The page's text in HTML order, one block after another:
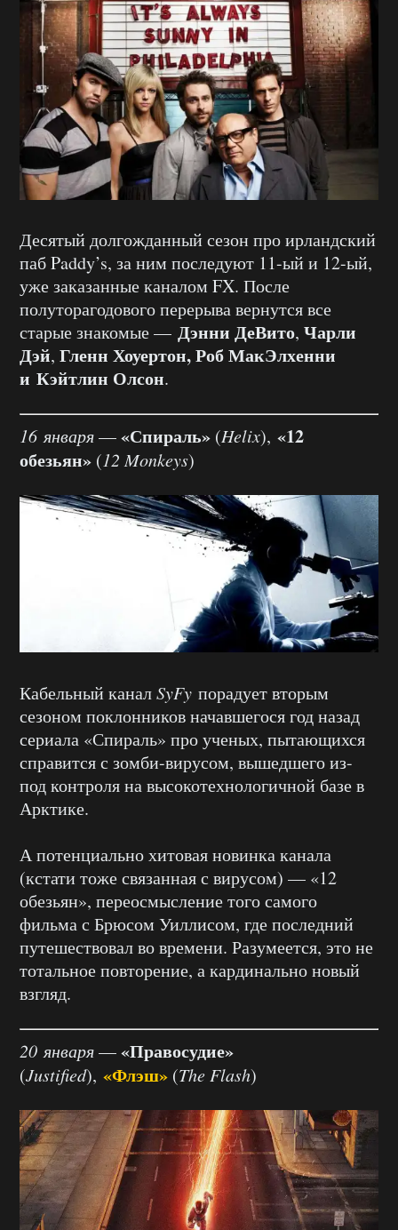
Десятый долгожданный сезон про ирландский
паб Paddy’s, за ним последуют 11-ый и 12-ый,
уже заказанные каналом FX. После
полуторагодового перерыва вернутся все
старые знакомые — Дэнни ДеВито, Чарли
Дэй, Гленн Хоуертон, Роб МакЭлхенни
и Кэйтлин Олсон.
16 января—«Спираль» (Helix), «12
обезьян» (12 Monkeys)
Кабельный каналSyFy порадует вторым
сезоном поклонников начавшегося год назад
сериала «Спираль» про ученых, пытающихся
справится с зомби-вирусом, вышедшего из-
под контроля на высокотехнологичной базе в
Арктике.
А потенциально хитовая новинка канала
(кстати тоже связанная с вирусом) — «12
обезьян», переосмысление того самого
фильма с Брюсом Уиллисом, где последний
путешествовал во времени. Разумеется, это не
тотальное повторение, а кардинально новый
взгляд.
20 января—«Правосудие»
(Justified), «Флэш» (The Flash)